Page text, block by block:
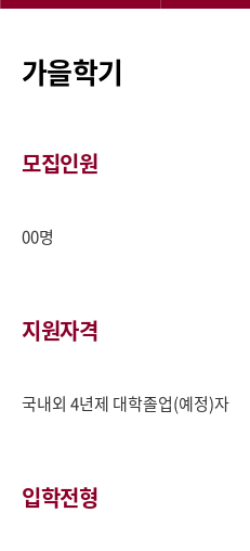
가을학기
모집인원
00명
지원자격
국내외 4년제 대학졸업(예정)자
입학전형